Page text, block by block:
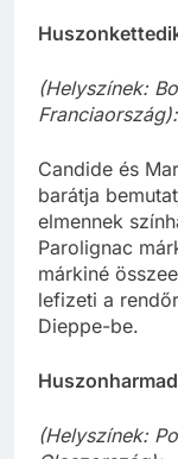
(Helyszínek:
Franciaország):
Candide és
barátja
elmennek
Parolignac
márkiné
lefizeti a
Dieppe-be.
(Helyszínek: